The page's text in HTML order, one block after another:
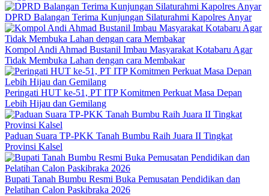
DPRD Balangan Terima Kunjungan Silaturahmi Kapolres Anyar
Kompol Andi Ahmad Bustanil Imbau Masyarakat Kotabaru Agar
Tidak Membuka Lahan dengan cara Membakar
Peringati HUT ke-51, PT ITP Komitmen Perkuat Masa Depan
Lebih Hijau dan Gemilang
Paduan Suara TP-PKK Tanah Bumbu Raih Juara II Tingkat
Provinsi Kalsel
Bupati Tanah Bumbu Resmi Buka Pemusatan Pendidikan dan
Pelatihan Calon Paskibraka 2026